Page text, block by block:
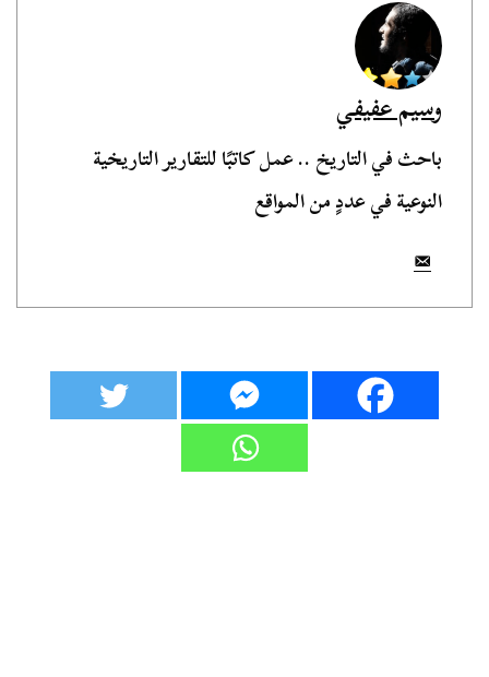
وسيم عفيفي
باحث في التاريخ .. عمل كاتبًا للتقارير التاريخية
النوعية في عددٍ من المواقع